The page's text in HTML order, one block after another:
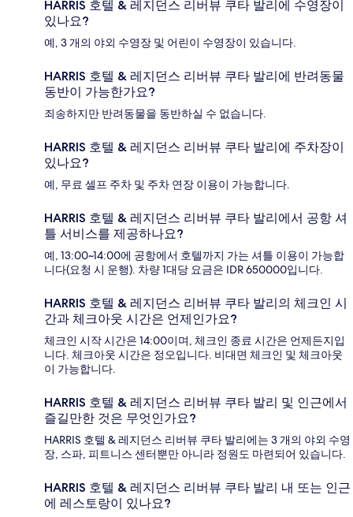
HARRIS 호텔 & 레지던스 리버뷰 쿠타 발리에 수영장이
있나요?
예, 3 개의 야외 수영장 및 어린이 수영장이 있습니다.
HARRIS 호텔 & 레지던스 리버뷰 쿠타 발리에 반려동물
동반이 가능한가요?
죄송하지만 반려동물을 동반하실 수 없습니다.
HARRIS 호텔 & 레지던스 리버뷰 쿠타 발리에 주차장이
있나요?
예, 무료 셀프 주차 및 주차 연장 이용이 가능합니다.
HARRIS 호텔 & 레지던스 리버뷰 쿠타 발리에서 공항 셔
틀 서비스를 제공하나요?
예, 13:00~14:00에 공항에서 호텔까지 가는 셔틀 이용이 가능합
니다(요청 시 운행). 차량 1대당 요금은 IDR 650000입니다.
HARRIS 호텔 & 레지던스 리버뷰 쿠타 발리의 체크인 시
간과 체크아웃 시간은 언제인가요?
체크인 시작 시간은 14:00이며, 체크인 종료 시간은 언제든지입
니다. 체크아웃 시간은 정오입니다. 비대면 체크인 및 체크아웃
이 가능합니다.
HARRIS 호텔 & 레지던스 리버뷰 쿠타 발리 및 인근에서
즐길만한 것은 무엇인가요?
HARRIS 호텔 & 레지던스 리버뷰 쿠타 발리에는 3 개의 야외 수영
장, 스파, 피트니스 센터뿐만 아니라 정원도 마련되어 있습니다.
HARRIS 호텔 & 레지던스 리버뷰 쿠타 발리 내 또는 인근
에 레스토랑이 있나요?